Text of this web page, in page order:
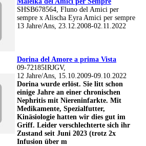
SHSB678564, Fluno del Amici per
sempre x Alischa Eyra Amici per sempre
13 Jahre/Ans, 23.12.2008-02.11.2022
Dorina del Amore a prima Vista
09-72185IRJGV,
12 Jahre/Ans, 15.10.2009-09.10.2022
Dorina wurde erlöst. Sie litt schon
einige Jahre an einer chronischen
Nephritis mit Niereninfarkte. Mit
Medikamente, Spezialfutter,
Kinäsiologie hatten wir dies gut im
Griff. Leider verschlechterte sich ihr
Zustand seit Juni 2023 (trotz 2x
Infusion über m